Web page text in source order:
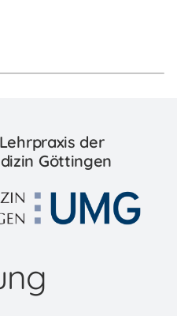
der
Göttingen